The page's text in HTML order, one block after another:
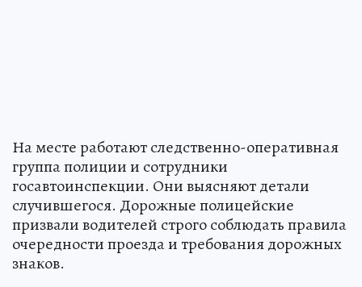
На месте работают следственно-оперативная
группа полиции и сотрудники
госавтоинспекции. Они выясняют детали
случившегося. Дорожные полицейские
призвали водителей строго соблюдать правила
очередности проезда и требования дорожных
знаков.